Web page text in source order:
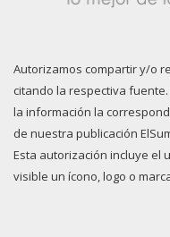
Autorizamos compartir y/o
citando la respectiva
la información la
de nuestra publicación
Esta autorización incluye el
visible un ícono, logo o